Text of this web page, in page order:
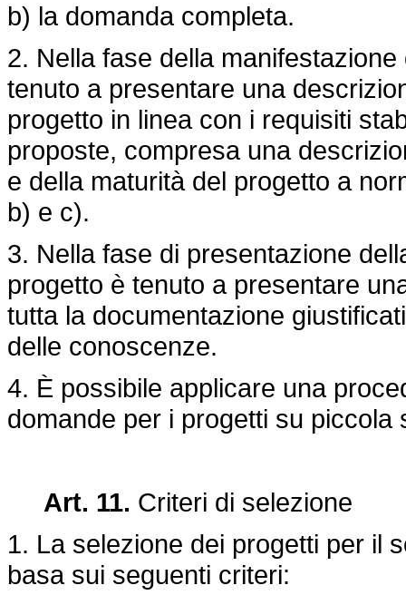
b) la domanda completa.
2. Nella fase della
tenuto a presentare una
progetto in linea con i requisiti
proposte, compresa una
e della maturità del progetto a
b) e c).
3. Nella fase di presentazione
progetto è tenuto a presentare
tutta la documentazione
delle conoscenze.
4. È possibile applicare una
domande per i progetti su piccola
Art. 11. Criteri di selezione
1. La selezione dei progetti per il
basa sui seguenti criteri: